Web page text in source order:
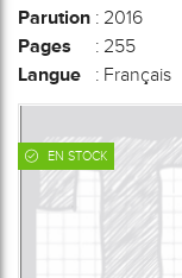
Parution : 2016
Pages : 255
Langue : Français
EN STOCK